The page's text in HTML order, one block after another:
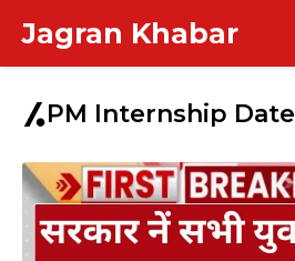
content
Jagran Khabar
PM Internship Date